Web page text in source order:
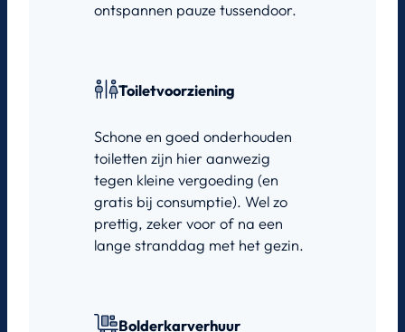
ontspannen pauze tussendoor.
Toiletvoorziening
Schone en goed onderhouden
toiletten zijn hier aanwezig
tegen kleine vergoeding (en
gratis bij consumptie). Wel zo
prettig, zeker voor of na een
lange stranddag met het gezin.
Bolderkarverhuur